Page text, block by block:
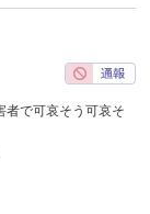
者で可哀そう可哀そ